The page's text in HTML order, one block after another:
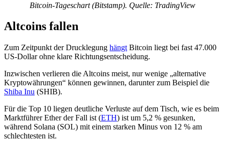
Bitcoin-Tageschart (Bitstamp). Quelle: TradingView
Altcoins fallen
Zum Zeitpunkt der Drucklegung hängt Bitcoin liegt bei fast 47.000
US-Dollar ohne klare Richtungsentscheidung.
Inzwischen verlieren die Altcoins meist, nur wenige „alternative
Kryptowährungen“ können gewinnen, darunter zum Beispiel die
Shiba Inu (SHIB).
Für die Top 10 liegen deutliche Verluste auf dem Tisch, wie es beim
Marktführer Ether der Fall ist (ETH) ist um 5,2 % gesunken,
während Solana (SOL) mit einem starken Minus von 12 % am
schlechtesten ist.